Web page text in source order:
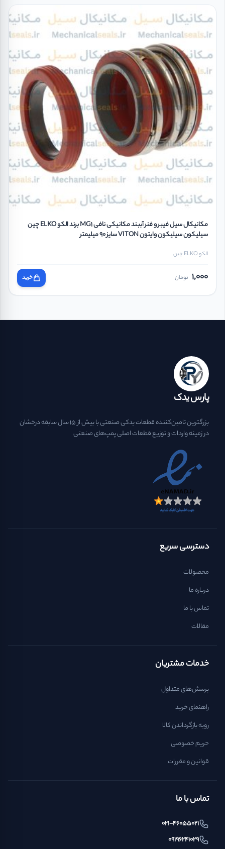
مکانیکال سیل فیبر و فنر آببند مکانیکی نافی MG1 برند الکو ELKO چین
سیلیکون سیلیکون وایتون VITON سایز 90 میلیمتر
الکو ELKO چین
1,000 تومان خرید
پارس یدک
بزرگترین تامین‌کننده قطعات یدکی صنعتی با بیش از ۱۵ سال سابقه درخشان
در زمینه واردات و توزیع قطعات اصلی پمپ‌های صنعتی
دسترسی سریع
محصولات
درباره ما
تماس با ما
مقالات
خدمات مشتریان
پرسش‌های متداول
راهنمای خرید
رویه بازگرداندن کالا
حریم خصوصی
قوانین و مقررات
تماس با ما
021-46055021
09196241029